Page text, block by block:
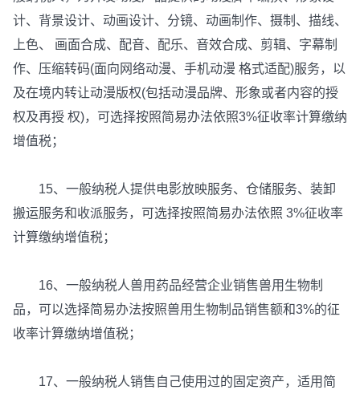
计、背景设计、动画设计、分镜、动画制作、摄制、描线、
上色、 画面合成、配音、配乐、音效合成、剪辑、字幕制
作、压缩转码(面向网络动漫、手机动漫 格式适配)服务，以
及在境内转让动漫版权(包括动漫品牌、形象或者内容的授
权及再授 权)，可选择按照简易办法依照3%征收率计算缴纳
增值税；
15、一般纳税人提供电影放映服务、仓储服务、装卸
搬运服务和收派服务，可选择按照简易办法依照 3%征收率
计算缴纳增值税；
16、一般纳税人兽用药品经营企业销售兽用生物制
品，可以选择简易办法按照兽用生物制品销售额和3%的征
收率计算缴纳增值税；
17、一般纳税人销售自己使用过的固定资产，适用简